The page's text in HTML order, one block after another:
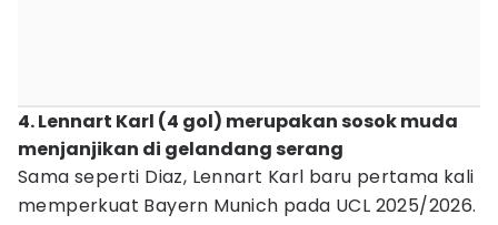
4. Lennart Karl (4 gol) merupakan sosok muda
menjanjikan di gelandang serang
Sama seperti Diaz, Lennart Karl baru pertama kali
memperkuat Bayern Munich pada UCL 2025/2026.